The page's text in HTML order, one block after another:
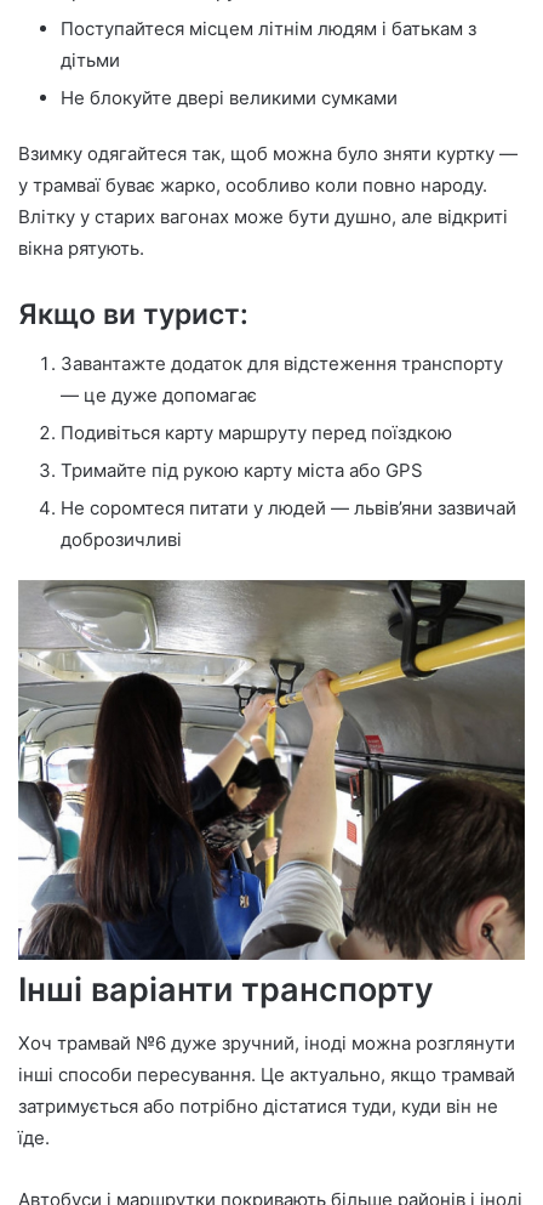
Поступайтеся місцем літнім людям і батькам з
дітьми
Не блокуйте двері великими сумками
Взимку одягайтеся так, щоб можна було зняти куртку —
у трамваї буває жарко, особливо коли повно народу.
Влітку у старих вагонах може бути душно, але відкриті
вікна рятують.
Якщо ви турист:
Завантажте додаток для відстеження транспорту
— це дуже допомагає
Подивіться карту маршруту перед поїздкою
Тримайте під рукою карту міста або GPS
Не соромтеся питати у людей — львів’яни зазвичай
доброзичливі
Інші варіанти транспорту
Хоч трамвай №6 дуже зручний, іноді можна розглянути
інші способи пересування. Це актуально, якщо трамвай
затримується або потрібно дістатися туди, куди він не
їде.
Автобуси і маршрутки покривають більше районів і іноді